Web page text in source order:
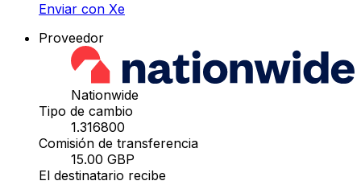
Enviar con Xe
Proveedor
Nationwide
Tipo de cambio
1.316800
Comisión de transferencia
15.00 GBP
El destinatario recibe